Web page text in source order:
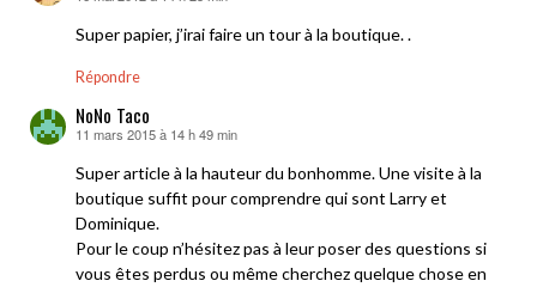
Super papier, j’irai faire un tour à la boutique. .
Répondre
NoNo Taco
dit :
11 mars 2015 à 14 h 49 min
Super article à la hauteur du bonhomme. Une visite à la
boutique suffit pour comprendre qui sont Larry et
Dominique.
Pour le coup n’hésitez pas à leur poser des questions si
vous êtes perdus ou même cherchez quelque chose en